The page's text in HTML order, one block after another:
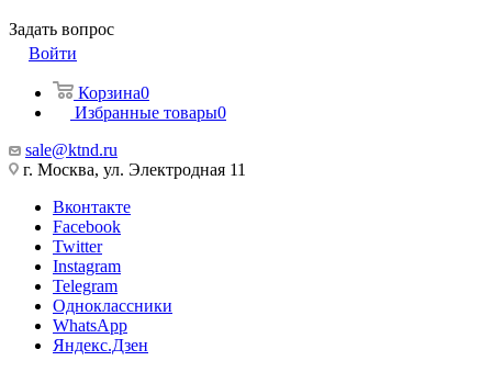
Задать вопрос
Войти
Корзина0
Избранные товары0
sale@ktnd.ru
г. Москва, ул. Электродная 11
Вконтакте
Facebook
Twitter
Instagram
Telegram
Одноклассники
WhatsApp
Яндекс.Дзен